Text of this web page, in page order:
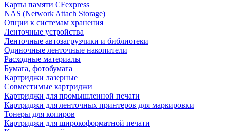
Карты памяти CFexpress
NAS (Network Attach Storage)
Опции к системам хранения
Ленточные устройства
Ленточные автозагрузчики и библиотеки
Одиночные ленточные накопители
Расходные материалы
Бумага, фотобумага
Картриджи лазерные
Совместимые картриджи
Картриджи для промышленной печати
Картриджи для ленточных принтеров для маркировки
Тонеры для копиров
Картриджи для широкоформатной печати